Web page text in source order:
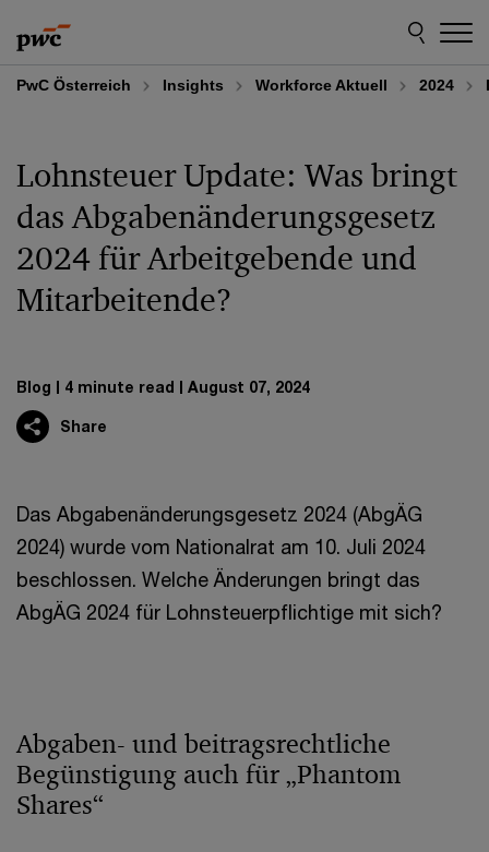
to
content
to
footer
PwC Österreich Insights Workforce Aktuell 2024
Lohnsteuer Update: Was bringt
das Abgabenänderungsgesetz
2024 für Arbeitgebende und
Mitarbeitende?
Blog 4 minute read August 07, 2024
Share
Das Abgabenänderungsgesetz 2024 (AbgÄG
2024) wurde vom Nationalrat am 10. Juli 2024
beschlossen. Welche Änderungen bringt das
AbgÄG 2024 für Lohnsteuerpflichtige mit sich?
Abgaben- und beitragsrechtliche
Begünstigung auch für „Phantom
Shares“